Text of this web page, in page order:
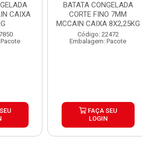
CAIXA
BATATA CONGELADA
CORTE FINO 7MM
MCCAIN CAIXA 8X2,25KG
Código: 22472
Embalagem: Pacote
FAÇA SEU
LOGIN